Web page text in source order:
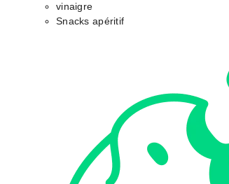
vinaigre
Snacks apéritif